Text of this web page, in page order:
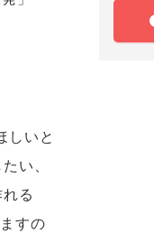
しいと
い、
る
すの